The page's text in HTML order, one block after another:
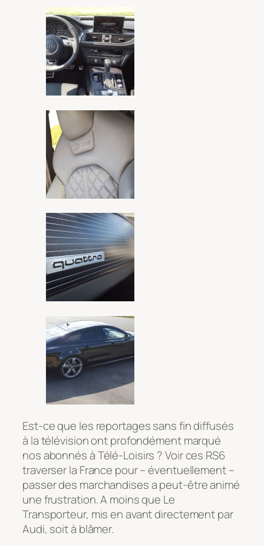
Est-ce que les reportages sans fin diffusés
à la télévision ont profondément marqué
nos abonnés à Télé-Loisirs ? Voir ces RS6
traverser la France pour – éventuellement –
passer des marchandises a peut-être animé
une frustration. A moins que Le
Transporteur, mis en avant directement par
Audi, soit à blâmer.